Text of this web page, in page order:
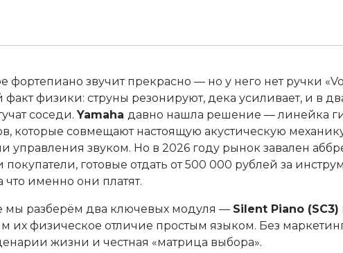
фортепиано звучит прекрасно — но у него нет ручки
физики: струны резонируют, дека усиливает, и в
соседи. Yamaha давно нашла решение — линейка
которые совмещают настоящую акустическую
управления звуком. Но в 2026 году рынок завален
готовые отдать от 500 000 рублей за
что именно они платят.
мы разберём два ключевых модуля — Silent Piano
их физическое отличие простым языком. Без
жизни и честная «матрица выбора».